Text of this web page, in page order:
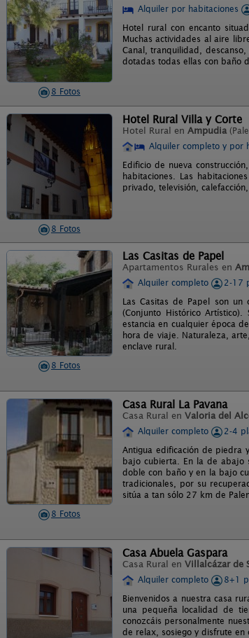
8 Fotos
Alquiler por habitaciones
Hotel rural con encanto
Muchas actividades al aire
Canal, tranquilidad,
dotadas todas ellas con baño
8 Fotos
Hotel Rural Villa y Corte
Hotel Rural en Ampudia
Alquiler completo y por
Edificio de nueva
habitaciones. Las
privado, televisión,
8 Fotos
Las Casitas de Papel
Apartamentos Rurales en
Alquiler completo
2-17
Las Casitas de Papel son
(Conjunto Histórico
estancia en cualquier época
hora de viaje. Naturaleza,
enclave rural.
8 Fotos
Casa Rural La Pavana
Casa Rural en Valoria del
Alquiler completo
2-4
Antigua edificación de piedra
bajo cubierta. En la de abajo
doble con baño y en la bajo
tradicionales, por su
sitúa a tan sólo 27 km de
Casa Abuela Gaspara
Casa Rural en Villalcázar de
Alquiler completo
8+1
Bienvenidos a nuestra casa
una pequeña localidad de
conozcáis personalmente
de relax, sosiego y disfrute en